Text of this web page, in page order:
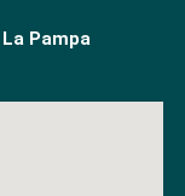
Pampa